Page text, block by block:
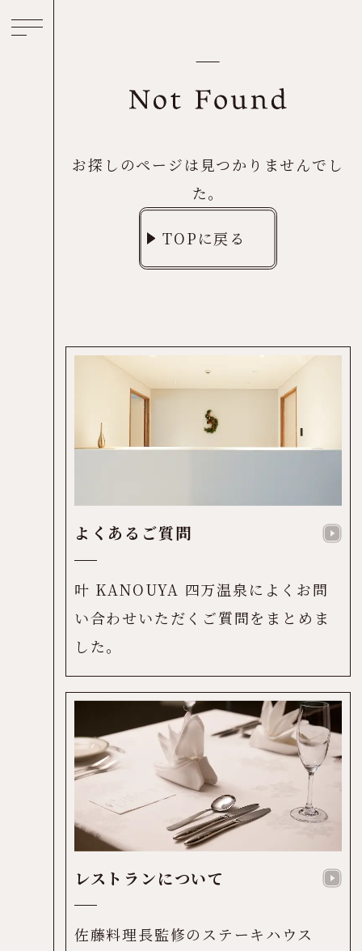
お探しのページは見つかりませんでし
た。
TOPに戻る
よくあるご質問
叶 KANOUYA 四万温泉によくお問
い合わせいただくご質問をまとめま
した。
レストランについて
佐藤料理長監修のステーキハウス